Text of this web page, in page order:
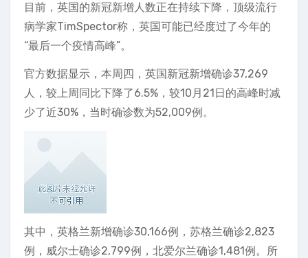
目前，英国的新冠新增人数正在持续下降，顶级流行
病学家TimSpector称，英国可能已经度过了今年的
“最后一个疫情高峰”。
官方数据显示，本周四，英国新冠新增确诊37,269
人，较上周同比下降了6.5%，较10月21日的高峰时减
少了近30%，当时确诊数为52,009例。
其中，英格兰新增确诊30,166例，苏格兰确诊2,823
例，威尔士确诊2,799例，北爱尔兰确诊1,481例。所